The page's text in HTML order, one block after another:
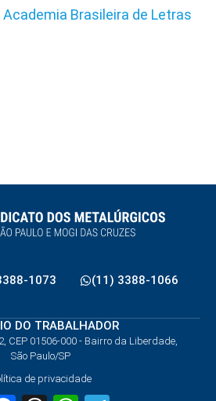
Brasileira de Letras
1073 (11) 3388-1066
DO TRABALHADOR
CEP 01506-000 - Bairro da Liberdade,
São Paulo/SP
de privacidade